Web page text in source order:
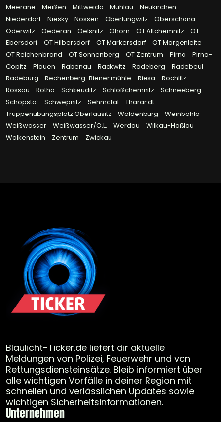
Meerane
Meißen Mittweida Mühlau
Neukirchen
Niederdorf
Niesky Nossen Oberlungwitz
Oberschöna
Oderwitz
Oederan Oelsnitz Ohorn OT Altchemnitz
OT
Ebersdorf
OT Hilbersdorf OT Markersdorf
OT Morgenleite
OT Reichenbrand
OT Sonnenberg OT Zentrum Pirna
Pirna-
Copitz
Plauen Rabenau Rackwitz Radeberg
Radebeul
Radeburg
Rechenberg-Bienenmühle Riesa
Rochlitz
Rossau
Rötha Schkeuditz Schloßchemnitz
Schneeberg
Schöpstal
Schwepnitz Sehmatal
Tharandt
Truppenübungsplatz Oberlausitz
Waldenburg
Weinböhla
Weißwasser
Weißwasser/O.L. Werdau
Wilkau-Haßlau
Wolkenstein
Zentrum Zwickau
Blaulicht-Ticker.de liefert dir aktuelle
Meldungen von Polizei, Feuerwehr und von
Rettungsdiensteinsätze. Bleib informiert über
alle wichtigen Vorfälle in deiner Region mit
schnellen und verlässlichen Updates sowie
wichtigen Sicherheitsinformationen.
Unternehmen